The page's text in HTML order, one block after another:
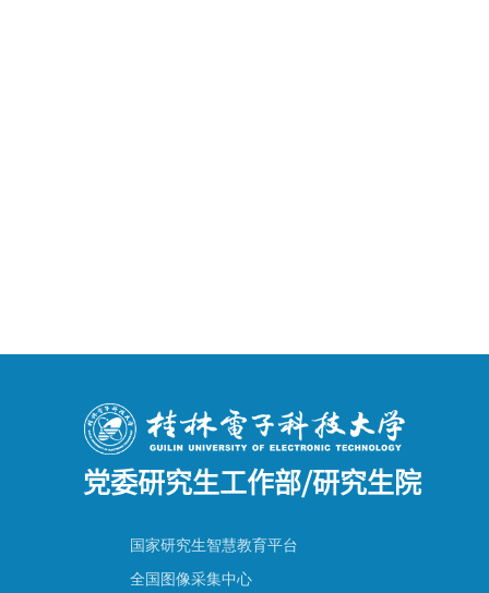
党委研究生工作部/研究生院
国家研究生智慧教育平台
全国图像采集中心